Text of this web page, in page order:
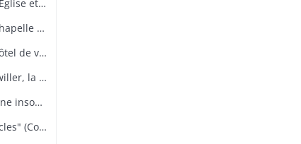
Burnhaupt-le-Haut : Eglise, Tapis de la fête Dieu, Eglise et école, Office de la fête Dieu
Traubach-le-Bas : Chapelle St-Fridolin, intérieur chapelle et tableau, Ecole, rue principale
Hégenheim : Eglise, Restaurant au Bœuf rouge, Hôtel de ville, décors floraux
Exposition "Parcs et jardins de la région de Guebwiller, la culture d'un patrimoine florissant" (Communauté de Communes de la Région de Guebwiller, du 15 octobre 2010 au 31 janvier 2011)
Expostion "Au fil de l'industrie textile, un patrimoine insoupçonné" (Communauté de Communes de la Région de Guebwiller, du 11 septembre au 30 octobre 2009)
Exposition "Laissez-vous transporter au fil des siècles" (Communauté de Communes de la Région de Guebwiller, du 26 octobre 2012 au 19 janvier 2013)